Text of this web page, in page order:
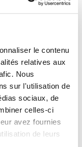
le contenu
relatives aux
Nous
sur l'utilisation de
sociaux, de
celles-ci
avez fournies
de leurs
24,00 € TTC